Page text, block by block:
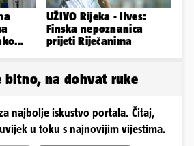
UŽIVO Rijeka - Ilves:
Finska nepoznanica
prijeti Riječanima
bitno, na dohvat ruke
najbolje iskustvo portala. Čitaj,
u toku s najnovijim vijestima.